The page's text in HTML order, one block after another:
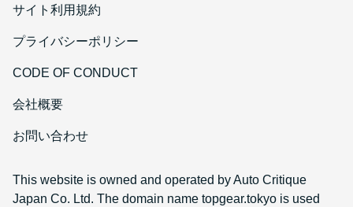
サイト利用規約
プライバシーポリシー
CODE OF CONDUCT
会社概要
お問い合わせ
This website is owned and operated by Auto Critique
Japan Co. Ltd. The domain name topgear.tokyo is used